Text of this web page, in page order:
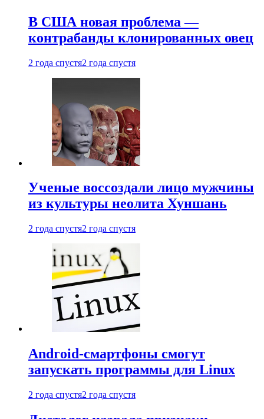
В США новая проблема —
контрабанды клонированных овец
2 года спустя2 года спустя
Ученые воссоздали лицо мужчины
из культуры неолита Хуншань
2 года спустя2 года спустя
Android-смартфоны смогут
запускать программы для Linux
2 года спустя2 года спустя